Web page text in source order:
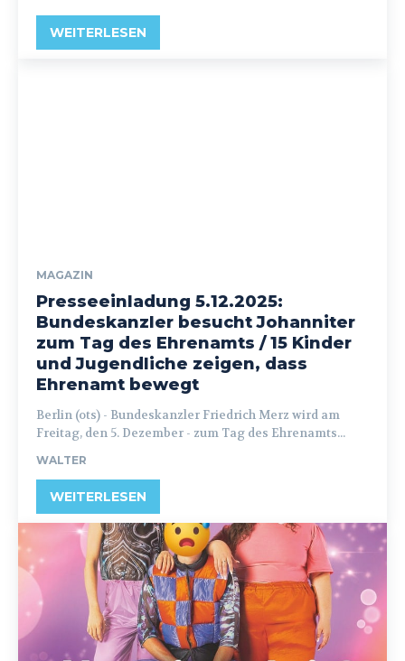
WEITERLESEN
MAGAZIN
Presseeinladung 5.12.2025:
Bundeskanzler besucht Johanniter
zum Tag des Ehrenamts / 15 Kinder
und Jugendliche zeigen, dass
Ehrenamt bewegt
Berlin (ots) - Bundeskanzler Friedrich Merz wird am
Freitag, den 5. Dezember - zum Tag des Ehrenamts...
WALTER
WEITERLESEN